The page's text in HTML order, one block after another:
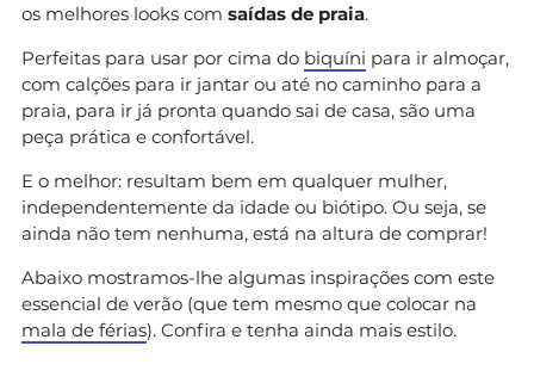
os melhores looks com saídas de praia.
Perfeitas para usar por cima do biquíni para ir almoçar,
com calções para ir jantar ou até no caminho para a
praia, para ir já pronta quando sai de casa, são uma
peça prática e confortável.
E o melhor: resultam bem em qualquer mulher,
independentemente da idade ou biótipo. Ou seja, se
ainda não tem nenhuma, está na altura de comprar!
Abaixo mostramos-lhe algumas inspirações com este
essencial de verão (que tem mesmo que colocar na
mala de férias). Confira e tenha ainda mais estilo.